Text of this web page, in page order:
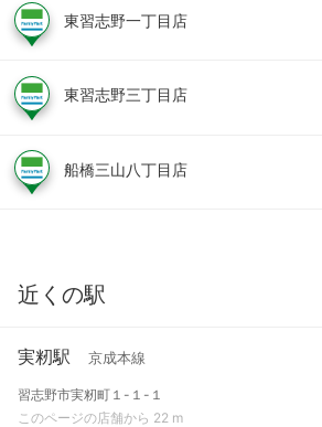
東習志野一丁目店
東習志野三丁目店
船橋三山八丁目店
近くの駅
実籾駅 京成本線
習志野市実籾町１-１-１
このページの店舗から 22 m